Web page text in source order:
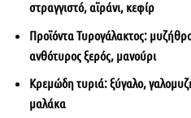
στραγγιστό, αϊράνι, κεφίρ
Προϊόντα Τυρογάλακτος:
ανθότυρος ξερός, μανούρι
Κρεμώδη τυριά: ξύγαλο,
μαλάκα